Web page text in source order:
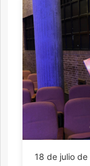
18 de julio de